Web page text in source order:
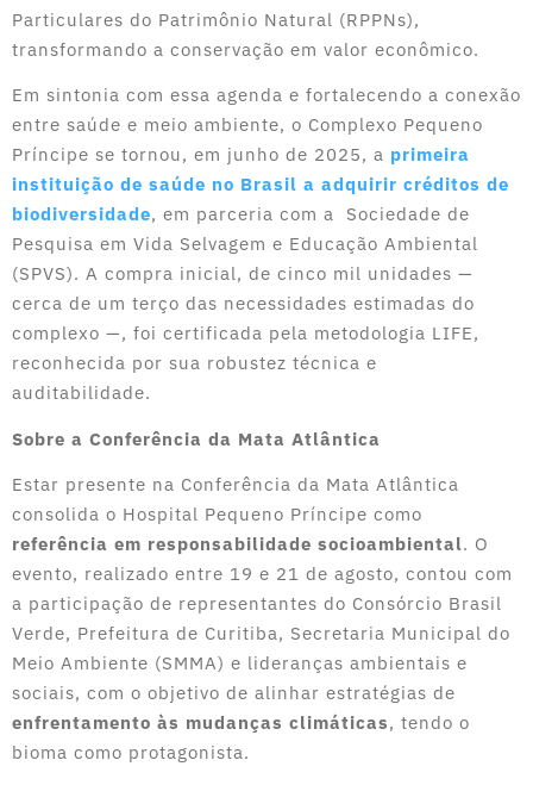
Particulares do Patrimônio Natural (RPPNs),
transformando a conservação em valor econômico.
Em sintonia com essa agenda e fortalecendo a conexão
entre saúde e meio ambiente, o Complexo Pequeno
Príncipe se tornou, em junho de 2025, a primeira
instituição de saúde no Brasil a adquirir créditos de
biodiversidade, em parceria com a Sociedade de
Pesquisa em Vida Selvagem e Educação Ambiental
(SPVS). A compra inicial, de cinco mil unidades —
cerca de um terço das necessidades estimadas do
complexo —, foi certificada pela metodologia LIFE,
reconhecida por sua robustez técnica e
auditabilidade.
Sobre a Conferência da Mata Atlântica
Estar presente na Conferência da Mata Atlântica
consolida o Hospital Pequeno Príncipe como
referência em responsabilidade socioambiental. O
evento, realizado entre 19 e 21 de agosto, contou com
a participação de representantes do Consórcio Brasil
Verde, Prefeitura de Curitiba, Secretaria Municipal do
Meio Ambiente (SMMA) e lideranças ambientais e
sociais, com o objetivo de alinhar estratégias de
enfrentamento às mudanças climáticas, tendo o
bioma como protagonista.